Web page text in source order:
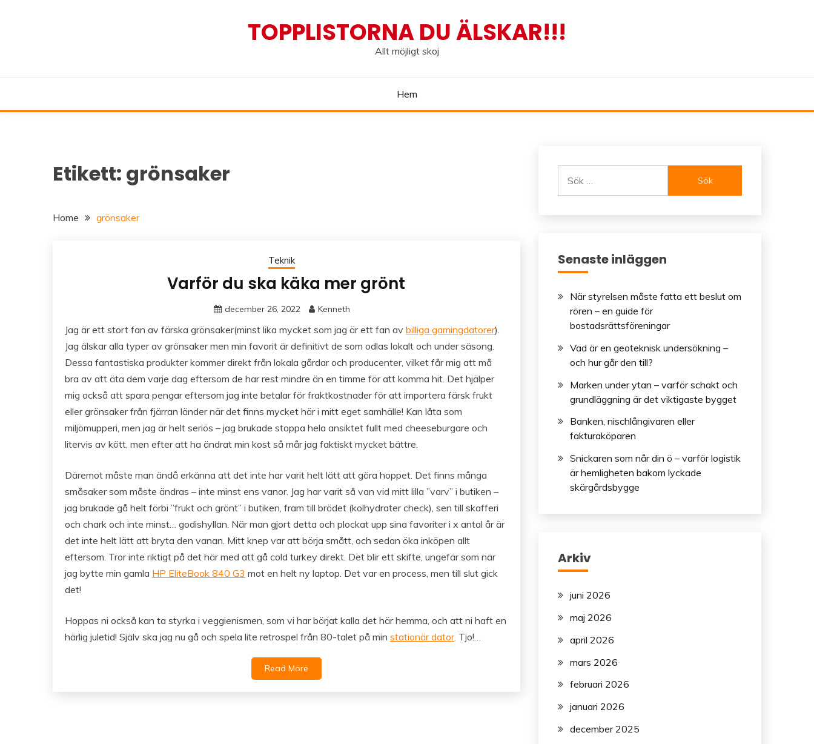
TOPPLISTORNA DU ÄLSKAR!!!
Allt möjligt skoj
Hem
Etikett: grönsaker
Home grönsaker
Teknik
Varför du ska käka mer grönt
december 26, 2022 Kenneth
Jag är ett stort fan av färska grönsaker(minst lika mycket som jag är ett fan av billiga gamingdatorer).
Jag älskar alla typer av grönsaker men min favorit är definitivt de som odlas lokalt och under säsong.
Dessa fantastiska produkter kommer direkt från lokala gårdar och producenter, vilket får mig att må
bra av att äta dem varje dag eftersom de har rest mindre än en timme för att komma hit. Det hjälper
mig också att spara pengar eftersom jag inte betalar för fraktkostnader för att importera färsk frukt
eller grönsaker från fjärran länder när det finns mycket här i mitt eget samhälle! Kan låta som
miljömupperi, men jag är helt seriös – jag brukade stoppa hela ansiktet fullt med cheeseburgare och
litervis av kött, men efter att ha ändrat min kost så mår jag faktiskt mycket bättre.
Däremot måste man ändå erkänna att det inte har varit helt lätt att göra hoppet. Det finns många
småsaker som måste ändras – inte minst ens vanor. Jag har varit så van vid mitt lilla ”varv” i butiken –
jag brukade gå helt förbi ”frukt och grönt” i butiken, fram till brödet (kolhydrater check), sen till skafferi
och chark och inte minst… godishyllan. När man gjort detta och plockat upp sina favoriter i x antal år är
det inte helt lätt att bryta den vanan. Mitt knep var att börja smått, och sedan öka inköpen allt
eftersom. Tror inte riktigt på det här med att gå cold turkey direkt. Det blir ett skifte, ungefär som när
jag bytte min gamla HP EliteBook 840 G3 mot en helt ny laptop. Det var en process, men till slut gick
det!
Hoppas ni också kan ta styrka i veggienismen, som vi har börjat kalla det här hemma, och att ni haft en
härlig juletid! Själv ska jag nu gå och spela lite retrospel från 80-talet på min stationär dator. Tjo!…
Read More
efter:
Senaste inläggen
När styrelsen måste fatta ett beslut om
rören – en guide för
bostadsrättsföreningar
Vad är en geoteknisk undersökning –
och hur går den till?
Marken under ytan – varför schakt och
grundläggning är det viktigaste bygget
Banken, nischlångivaren eller
fakturaköparen
Snickaren som når din ö – varför logistik
är hemligheten bakom lyckade
skärgårdsbygge
Arkiv
juni 2026
maj 2026
april 2026
mars 2026
februari 2026
januari 2026
december 2025